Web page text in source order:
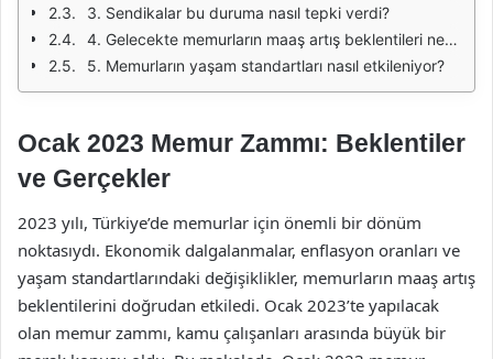
3. Sendikalar bu duruma nasıl tepki verdi?
4. Gelecekte memurların maaş artış beklentileri ne olacak?
5. Memurların yaşam standartları nasıl etkileniyor?
Ocak 2023 Memur Zammı: Beklentiler
ve Gerçekler
2023 yılı, Türkiye’de memurlar için önemli bir dönüm
noktasıydı. Ekonomik dalgalanmalar, enflasyon oranları ve
yaşam standartlarındaki değişiklikler, memurların maaş artış
beklentilerini doğrudan etkiledi. Ocak 2023’te yapılacak
olan memur zammı, kamu çalışanları arasında büyük bir